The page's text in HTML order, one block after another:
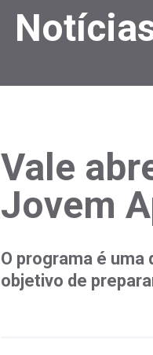
Vale
Jovem
O programa é
objetivo de